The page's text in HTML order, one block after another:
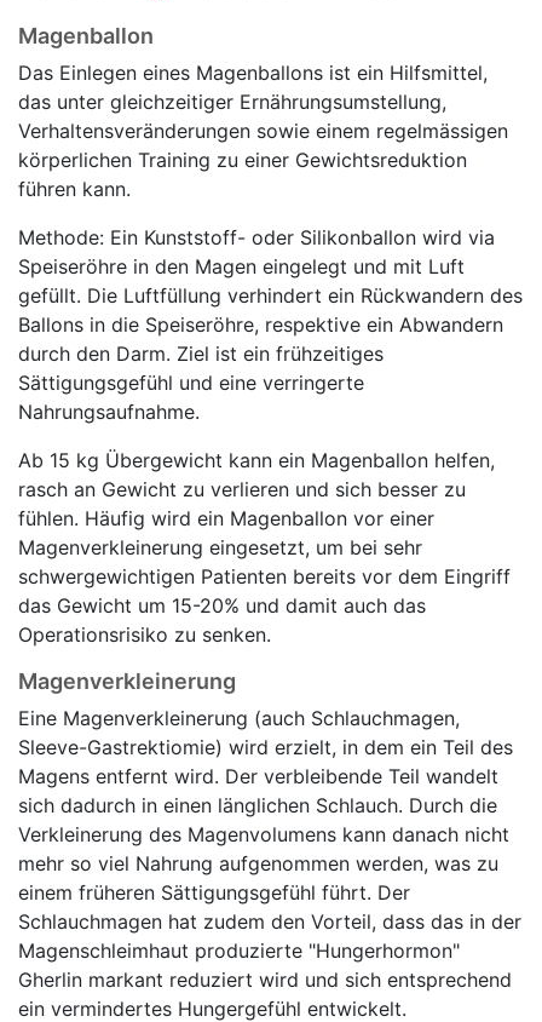
Magenballon
Das Einlegen eines Magenballons ist ein Hilfsmittel,
das unter gleichzeitiger Ernährungsumstellung,
Verhaltensveränderungen sowie einem regelmässigen
körperlichen Training zu einer Gewichtsreduktion
führen kann.
Methode: Ein Kunststoff- oder Silikonballon wird via
Speiseröhre in den Magen eingelegt und mit Luft
gefüllt. Die Luftfüllung verhindert ein Rückwandern des
Ballons in die Speiseröhre, respektive ein Abwandern
durch den Darm. Ziel ist ein frühzeitiges
Sättigungsgefühl und eine verringerte
Nahrungsaufnahme.
Ab 15 kg Übergewicht kann ein Magenballon helfen,
rasch an Gewicht zu verlieren und sich besser zu
fühlen. Häufig wird ein Magenballon vor einer
Magenverkleinerung eingesetzt, um bei sehr
schwergewichtigen Patienten bereits vor dem Eingriff
das Gewicht um 15-20% und damit auch das
Operationsrisiko zu senken.
Magenverkleinerung
Eine Magenverkleinerung (auch Schlauchmagen,
Sleeve-Gastrektiomie) wird erzielt, in dem ein Teil des
Magens entfernt wird. Der verbleibende Teil wandelt
sich dadurch in einen länglichen Schlauch. Durch die
Verkleinerung des Magenvolumens kann danach nicht
mehr so viel Nahrung aufgenommen werden, was zu
einem früheren Sättigungsgefühl führt. Der
Schlauchmagen hat zudem den Vorteil, dass das in der
Magenschleimhaut produzierte "Hungerhormon"
Gherlin markant reduziert wird und sich entsprechend
ein vermindertes Hungergefühl entwickelt.